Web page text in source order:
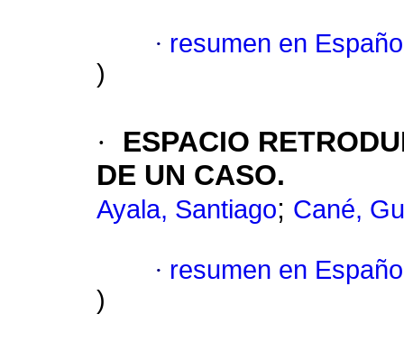
· resumen en
)
·
ESPACIO
DE UN CASO.
Ayala, Santiago; Cané,
· resumen en
)